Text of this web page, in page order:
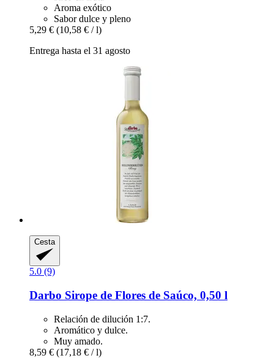
Aroma exótico
Sabor dulce y pleno
5,29 € (10,58 € / l)
Entrega hasta el 31 agosto
Cesta
5.0 (9)
Darbo Sirope de Flores de Saúco, 0,50 l
Relación de dilución 1:7.
Aromático y dulce.
Muy amado.
8,59 € (17,18 € / l)